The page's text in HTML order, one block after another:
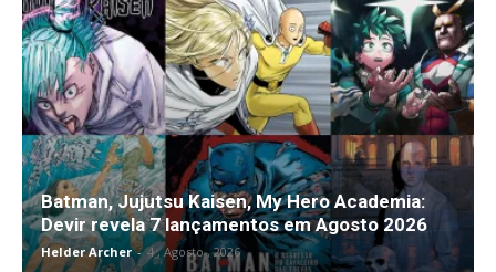
Batman, Jujutsu Kaisen, My Hero Academia:
Devir revela 7 lançamentos em Agosto 2026
Helder Archer - 4 , Agosto , 2026